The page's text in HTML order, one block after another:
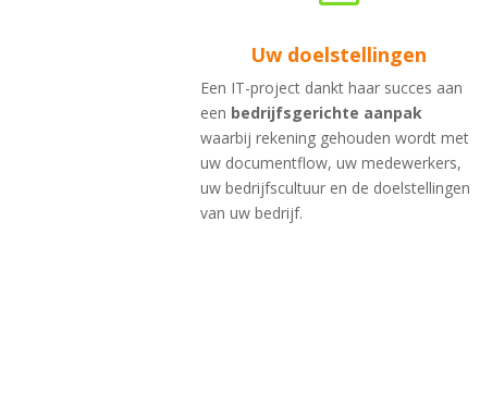
Uw doelstellingen
Een IT-project dankt haar succes aan
een bedrijfsgerichte aanpak
waarbij rekening gehouden wordt met
uw documentflow, uw medewerkers,
uw bedrijfscultuur en de doelstellingen
van uw bedrijf.